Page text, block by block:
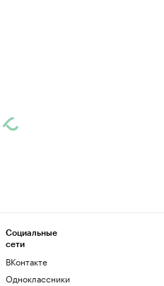
Социальные
сети
ВКонтакте
Одноклассники